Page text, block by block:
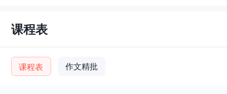
课程表
课程表 作文精批